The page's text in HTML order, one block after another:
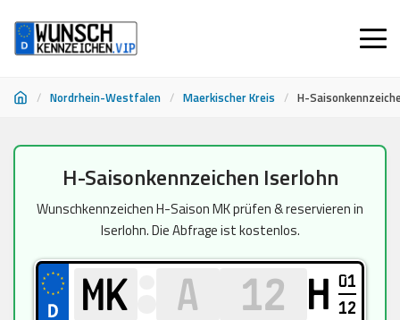
/ Nordrhein-Westfalen / Maerkischer Kreis / H-
springen
H-Saisonkennzeichen Iserlohn
Wunschkennzeichen H-Saison MK prüfen & reservieren in
Iserlohn. Die Abfrage ist kostenlos.
H 01
12